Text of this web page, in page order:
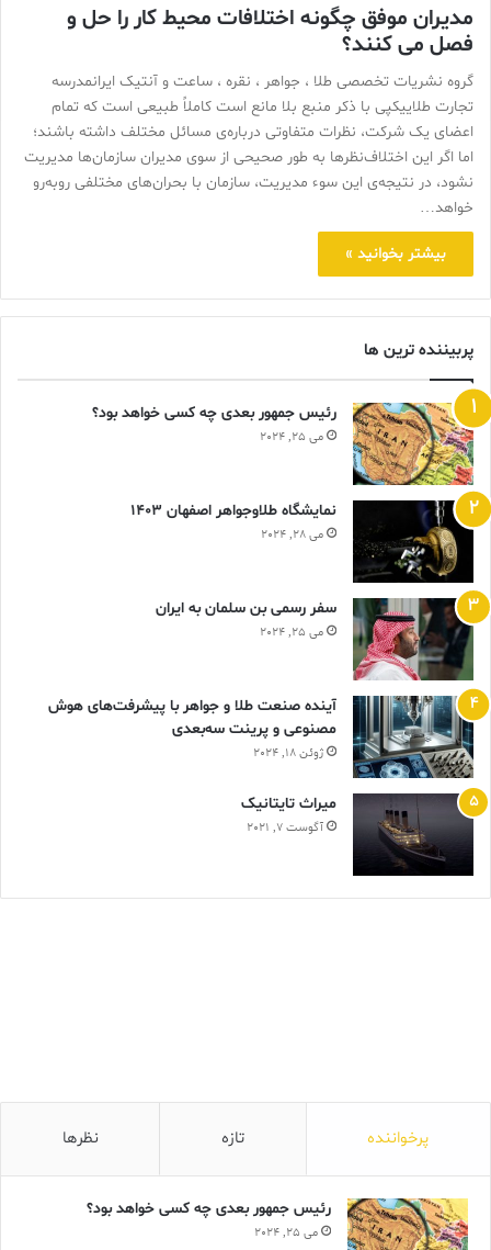
مدیران موفق چگونه اختلافات محیط کار را حل و
فصل می کنند؟
گروه نشریات تخصصی طلا ، جواهر ، نقره ، ساعت و آنتیک ایرانمدرسه
تجارت طلاییکپی با ذکر منبع بلا مانع است کاملاً طبیعی است که تمام
اعضای یک شرکت، نظرات متفاوتی درباره‌ی مسائل مختلف داشته باشند؛
اما اگر این اختلاف‌نظرها به طور صحیحی از سوی مدیران سازمان‌ها مدیریت
نشود، در نتیجه‌ی این سوء مدیریت، سازمان با بحران‌های مختلفی روبه‌رو
خواهد…
بیشتر بخوانید »
پربیننده ترین ها
رئیس جمهور بعدی چه کسی خواهد بود؟
می 25, 2024
نمایشگاه طلاوجواهر اصفهان 1403
می 28, 2024
سفر رسمی بن سلمان به ایران
می 25, 2024
آینده صنعت طلا و جواهر با پیشرفت‌های هوش
مصنوعی و پرینت سه‌بعدی
ژوئن 18, 2024
ميراث تايتانيک
آگوست 7, 2021
پرخواننده تازه نظرها
رئیس جمهور بعدی چه کسی خواهد بود؟
می 25, 2024